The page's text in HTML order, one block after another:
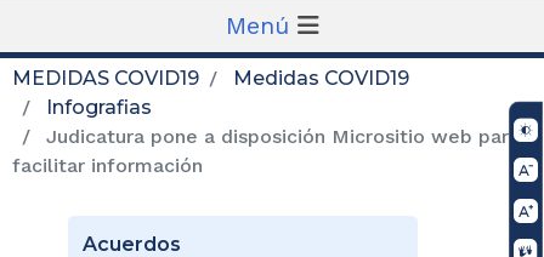
Menú
MEDIDAS COVID19
Medidas COVID19
Infografias
Judicatura pone a disposición Micrositio web para
facilitar información
Acuerdos